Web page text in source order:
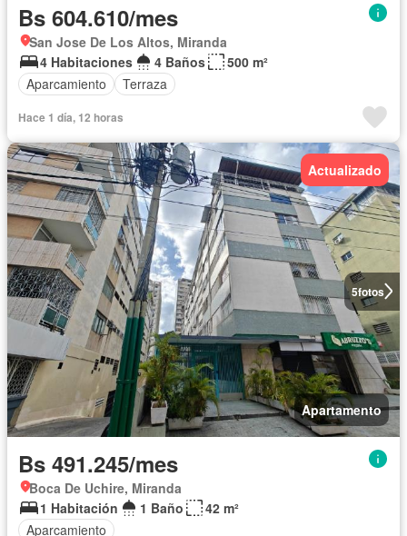
Bs 604.610/mes
San Jose De Los Altos, Miranda
4 Habitaciones
4 Baños
500 m²
Aparcamiento
Terraza
Hace 1 día, 12 horas
5fotos
Actualizado
Apartamento
Bs 491.245/mes
Boca De Uchire, Miranda
1 Habitación
1 Baño
42 m²
Aparcamiento